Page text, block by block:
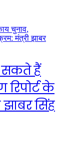
सकते हैं
के
झाबर सिंह